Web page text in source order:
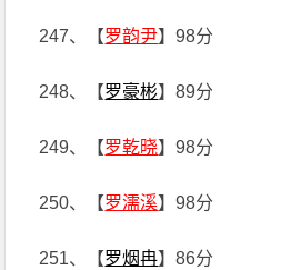
247、【罗韵尹】98分
248、【罗豪彬】89分
249、【罗乾晓】98分
250、【罗濡溪】98分
251、【罗烟冉】86分